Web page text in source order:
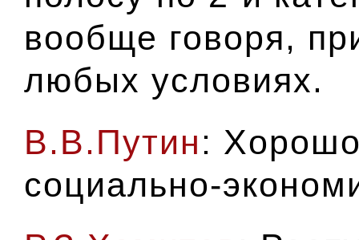
вообще говоря,
любых условиях.
В.В.Путин:
социально-